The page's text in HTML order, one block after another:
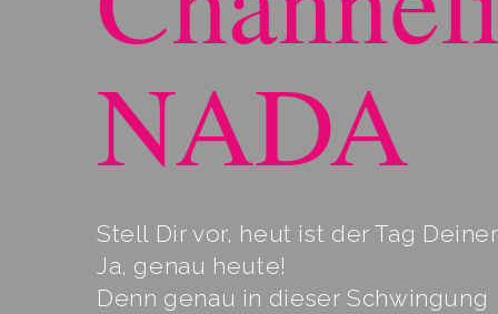
NADA
Stell Dir vor, heut ist der Tag
Ja, genau heute!
Denn genau in dieser Schwingung